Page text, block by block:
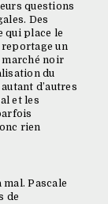
questions
Des
qui place le
reportage un
marché noir
du
d’autres
et les
rien
mal. Pascale
de